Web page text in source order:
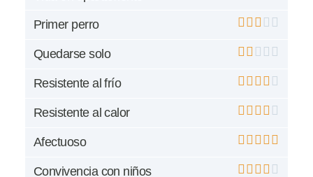
Primer perro
Quedarse solo
Resistente al frío
Resistente al calor
Afectuoso
Convivencia con niños